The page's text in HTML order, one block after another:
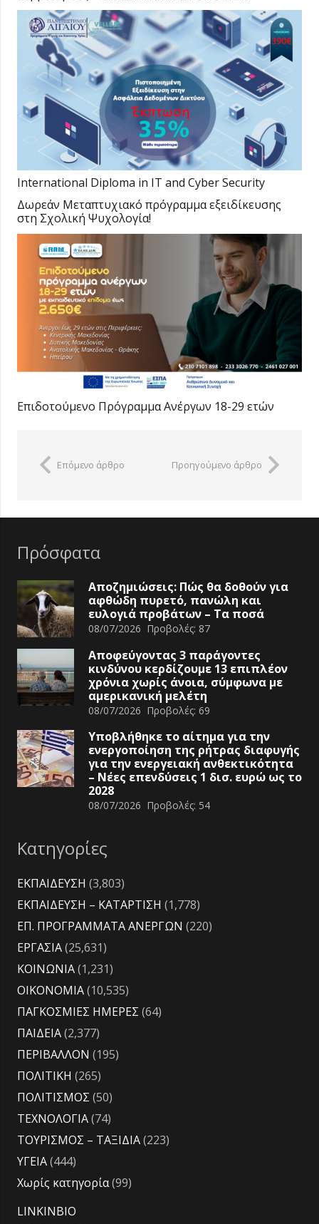
International Diploma in IT and Cyber Security
Δωρεάν Μεταπτυχιακό πρόγραμμα εξειδίκευσης
στη Σχολική Ψυχολογία!
Επιδοτούμενο Πρόγραμμα Ανέργων 18-29 ετών
Επόμενο άρθρο Προηγούμενο άρθρο
Πρόσφατα
Αποζημιώσεις: Πώς θα δοθούν για
αφθώδη πυρετό, πανώλη και
ευλογιά προβάτων – Τα ποσά
08/07/2026 Προβολές: 87
Αποφεύγοντας 3 παράγοντες
κινδύνου κερδίζουμε 13 επιπλέον
χρόνια χωρίς άνοια, σύμφωνα με
αμερικανική μελέτη
08/07/2026 Προβολές: 69
Υποβλήθηκε το αίτημα για την
ενεργοποίηση της ρήτρας διαφυγής
για την ενεργειακή ανθεκτικότητα
– Νέες επενδύσεις 1 δισ. ευρώ ως το
2028
08/07/2026 Προβολές: 54
Κατηγορίες
ΕΚΠΑΙΔΕΥΣΗ (3,803)
ΕΚΠΑΙΔΕΥΣΗ – ΚΑΤΑΡΤΙΣΗ (1,778)
ΕΠ. ΠΡΟΓΡΑΜΜΑΤΑ ΑΝΕΡΓΩΝ (220)
ΕΡΓΑΣΙΑ(25,631)
ΚΟΙΝΩΝΙΑ(1,231)
ΟΙΚΟΝΟΜΙΑ(10,535)
ΠΑΓΚΟΣΜΙΕΣ ΗΜΕΡΕΣ (64)
ΠΑΙΔΕΙΑ(2,377)
ΠΕΡΙΒΑΛΛΟΝ (195)
ΠΟΛΙΤΙΚΗ (265)
ΠΟΛΙΤΙΣΜΟΣ (50)
ΤΕΧΝΟΛΟΓΙΑ(74)
ΤΟΥΡΙΣΜΟΣ – ΤΑΞΙΔΙΑ(223)
ΥΓΕΙΑ(444)
Χωρίς κατηγορία(99)
LINKINBIO